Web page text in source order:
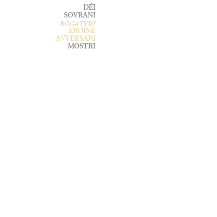
DÉI
SOVRANI
BOGATYRI
EROINE
AVVERSARI
MOSTRI